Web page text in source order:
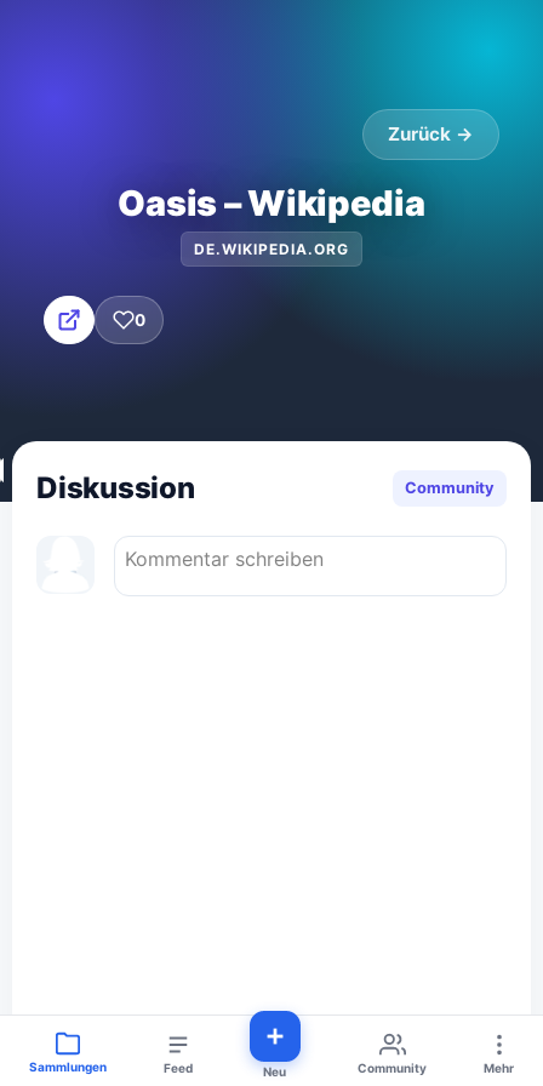
Sammlungen Feed Neu Community Mehr
Zurück →
Oasis – Wikipedia
DE.WIKIPEDIA.ORG
0
Diskussion Community